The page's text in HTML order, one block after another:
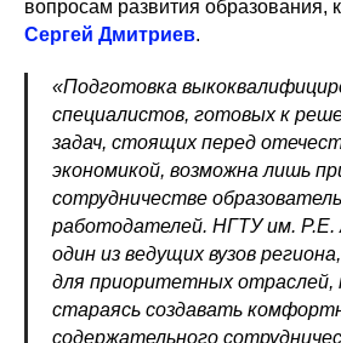
вопросам развития образования,
Сергей Дмитриев.
«Подготовка
специалистов, готовых к
задач, стоящих перед
экономикой, возможна лишь
сотрудничестве
работодателей. НГТУ им. Р.Е.
один из ведущих вузов
для приоритетных отраслей,
стараясь создавать
содержательного